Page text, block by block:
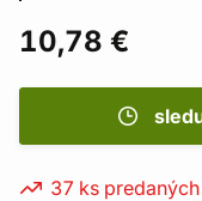
10,78 €
37 ks predaných